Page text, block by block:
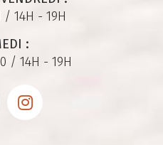
/ 14H - 19H
:
/ 14H - 19H